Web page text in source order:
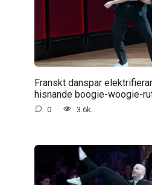
Franskt danspar
hisnande boogie-woogie-
0 3.6k.